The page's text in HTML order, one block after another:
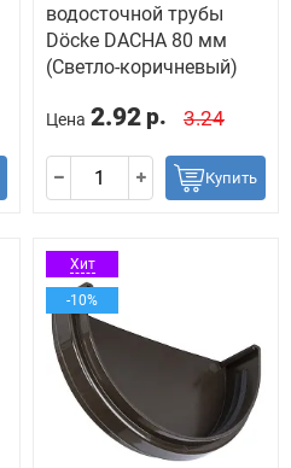
водосточной трубы
Döcke DACHA 80 мм
(Светло-коричневый)
Цена 2.92 р. 3.24
Купить
Хит
-10%